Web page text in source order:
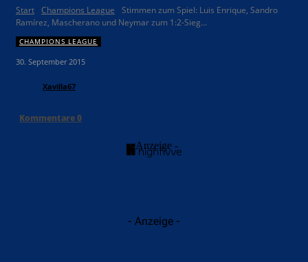
Start Champions League
Stimmen zum Spiel: Luis Enrique, Sandro
Ramírez, Mascherano und Neymar zum 1:2-Sieg...
CHAMPIONS LEAGUE
30. September 2015
Xavilla67
Kommentare0
- Anzeige -
- Anzeige -